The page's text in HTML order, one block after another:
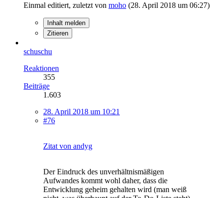
Einmal editiert, zuletzt von moho (28. April 2018 um 06:27)
Inhalt melden
Zitieren
schuschu
Reaktionen
355
Beiträge
1.603
28. April 2018 um 10:21
#76
Zitat von andyg
Der Eindruck des unverhältnismäßigen
Aufwandes kommt wohl daher, dass die
Entwicklung geheim gehalten wird (man weiß